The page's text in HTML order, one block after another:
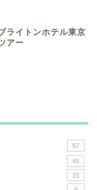
ライトンホテル東京
アー
87
45
15